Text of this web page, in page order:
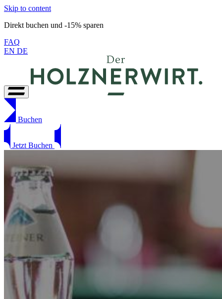
Skip to content
Direkt buchen und -15% sparen
FAQ
EN DE
Buchen
Jetzt Buchen